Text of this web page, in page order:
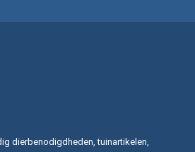
dierbenodigdheden, tuinartikelen,